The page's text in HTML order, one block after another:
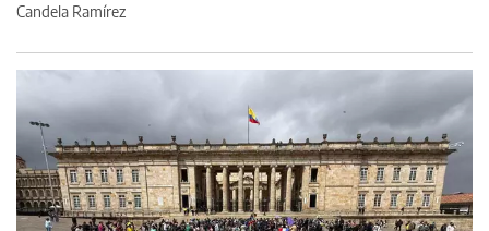
Candela Ramírez